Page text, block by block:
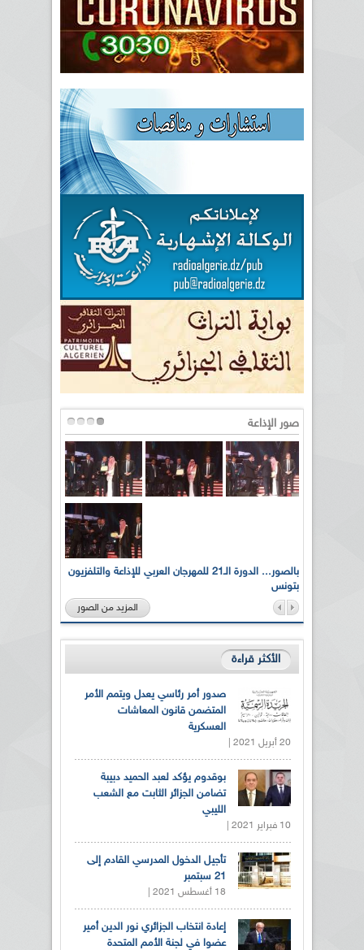
صور الإذاعة
بالصور... الدورة الـ21 للمهرجان العربي للإذاعة والتلفزيون
بتونس
المزيد من الصور
الأكثر قراءة
صدور أمر رئاسي يعدل ويتمم الأمر
المتضمن قانون المعاشات
العسكرية
20 أبريل 2021 |
بوقدوم يؤكد لعبد الحميد دبيبة
تضامن الجزائر الثابت مع الشعب
الليبي
10 فبراير 2021 |
تأجيل الدخول المدرسي القادم إلى
21 سبتمبر
18 أغسطس 2021 |
إعادة انتخاب الجزائري نور الدين أمير
عضوا في لجنة الأمم المتحدة